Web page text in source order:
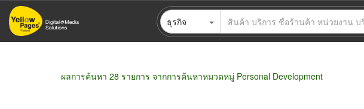
ข้าม
ไป
ธุรกิจ
ผลการค้นหา 28 รายการ จากการค้นหาหมวดหมู่ Personal Development